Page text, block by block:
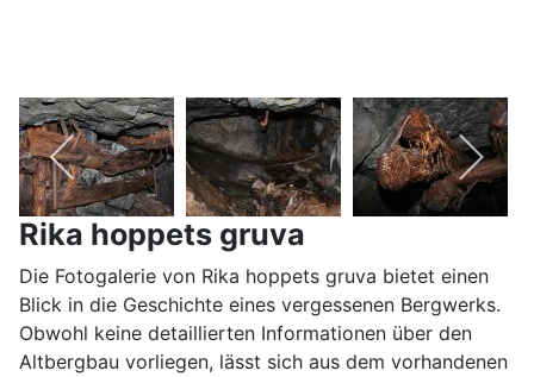
Rika hoppets gruva
Die Fotogalerie von Rika hoppets gruva bietet einen
Blick in die Geschichte eines vergessenen Bergwerks.
Obwohl keine detaillierten Informationen über den
Altbergbau vorliegen, lässt sich aus dem vorhandenen